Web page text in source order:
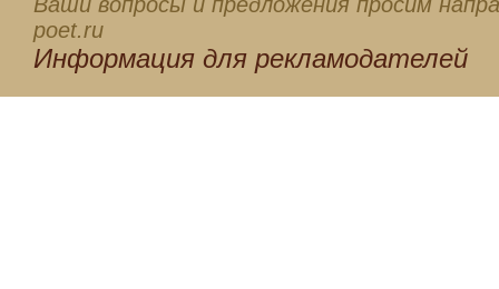
poet.ru
Информация для рекламодателей